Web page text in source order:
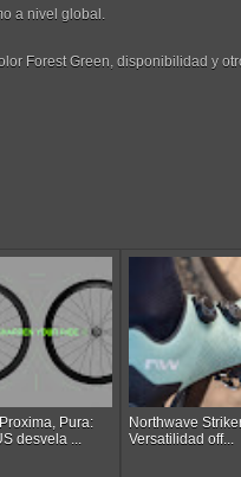
a nivel global.
Forest Green, disponibilidad y
Pura:
desvela ...
Northwave
Versatilidad off...